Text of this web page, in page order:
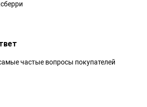
частые вопросы покупателей